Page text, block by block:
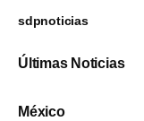
sdpnoticias
Últimas Noticias
México